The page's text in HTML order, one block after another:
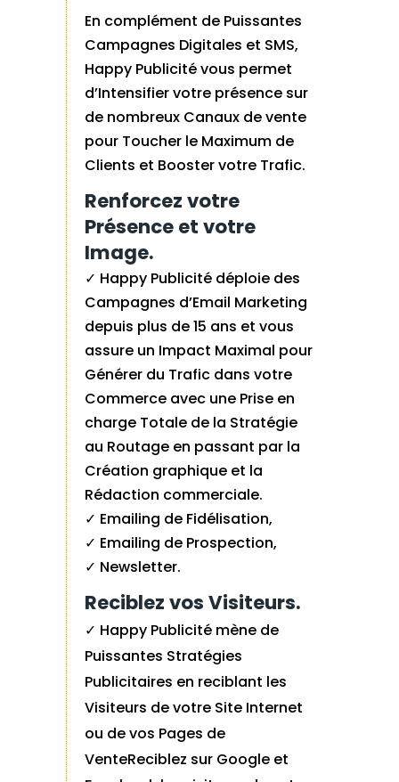
En complément de Puissantes
Campagnes Digitales et SMS,
Happy Publicité vous permet
d’Intensifier votre présence sur
de nombreux Canaux de vente
pour Toucher le Maximum de
Clients et Booster votre Trafic.
Renforcez votre
Présence et votre
Image.
✓ Happy Publicité déploie des
Campagnes d’Email Marketing
depuis plus de 15 ans et vous
assure un Impact Maximal pour
Générer du Trafic dans votre
Commerce avec une Prise en
charge Totale de la Stratégie
au Routage en passant par la
Création graphique et la
Rédaction commerciale.
✓ Emailing de Fidélisation,
✓ Emailing de Prospection,
✓ Newsletter.
Reciblez vos Visiteurs.
✓ Happy Publicité mène de
Puissantes Stratégies
Publicitaires en reciblant les
Visiteurs de votre Site Internet
ou de vos Pages de
VenteReciblez sur Google et